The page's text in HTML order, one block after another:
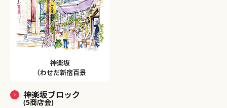
神楽坂
（わせだ新宿百景
神楽坂ブロック
(5商店会)